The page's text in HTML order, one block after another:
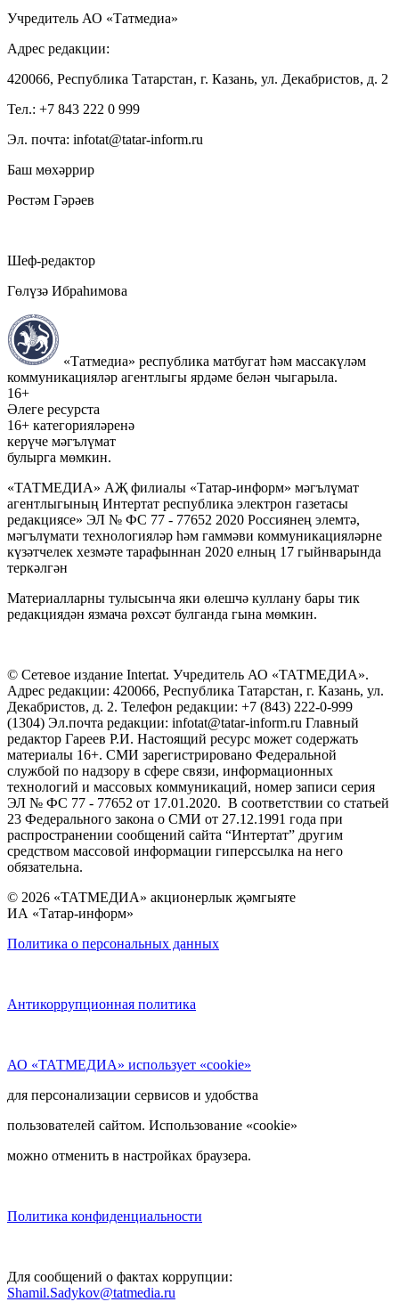
Учредитель АО «Татмедиа»
Адрес редакции:
420066, Республика Татарстан, г. Казань, ул. Декабристов, д. 2
Тел.: +7 843 222 0 999
Эл. почта: infotat@tatar-inform.ru
Баш мөхәррир
Рөстәм Гәрәев
Шеф-редактор
Гөлүзә Ибраһимова
«Татмедиа» республика матбугат һәм массакүләм
коммуникацияләр агентлыгы ярдәме белән чыгарыла.
16+
Әлеге ресурста
16+ категорияләренә
керүче мәгълүмат
булырга мөмкин.
«ТАТМЕДИА» АҖ филиалы «Татар-информ» мәгълүмат
агентлыгының Интертат республика электрон газетасы
редакциясе» ЭЛ № ФС 77 - 77652 2020 Россиянең элемтә,
мәгълүмати технологияләр һәм гаммәви коммуникацияләрне
күзәтчелек хезмәте тарафыннан 2020 елның 17 гыйнварында
теркәлгән
Материалларны тулысынча яки өлешчә куллану бары тик
редакциядән язмача рөхсәт булганда гына мөмкин.
© Сетевое издание Intertat. Учредитель АО «ТАТМЕДИА».
Адрес редакции: 420066, Республика Татарстан, г. Казань, ул.
Декабристов, д. 2. Телефон редакции: +7 (843) 222-0-999
(1304) Эл.почта редакции: infotat@tatar-inform.ru Главный
редактор Гареев Р.И. Настоящий ресурс может содержать
материалы 16+. СМИ зарегистрировано Федеральной
службой по надзору в сфере связи, информационных
технологий и массовых коммуникаций, номер записи серия
ЭЛ № ФС 77 - 77652 от 17.01.2020. В соответствии со статьей
23 Федерального закона о СМИ от 27.12.1991 года при
распространении сообщений сайта “Интертат” другим
средством массовой информации гиперссылка на него
обязательна.
© 2026 «ТАТМЕДИА» акционерлык җәмгыяте
ИА «Татар-информ»
Политика о персональных данных
Антикоррупционная политика
АО «ТАТМЕДИА» использует «cookie»
для персонализации сервисов и удобства
пользователей сайтом. Использование «cookie»
можно отменить в настройках браузера.
Политика конфиденциальности
Для сообщений о фактах коррупции:
Shamil.Sadykov@tatmedia.ru